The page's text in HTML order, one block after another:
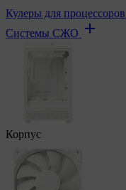
Кулеры для процессоров
Системы СЖО
Корпус